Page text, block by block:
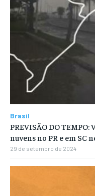
Brasil
PREVISÃO DO
nuvens no PR e em SC
29 de setembro de 2024